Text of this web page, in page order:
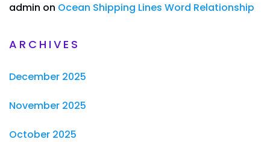
admin on Ocean Shipping Lines Word Relationship
ARCHIVES
December 2025
November 2025
October 2025